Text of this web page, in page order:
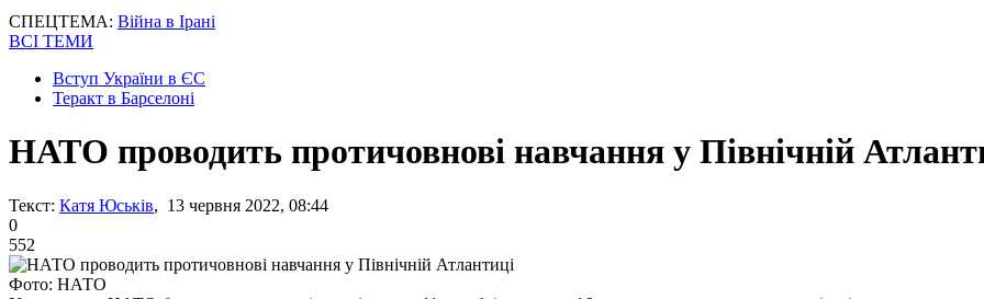
СПЕЦТЕМА: Війна в Ірані
ВСІ ТЕМИ
Вступ України в ЄС
Теракт в Барселоні
НАТО проводить протичовнові навчання у Північній
Текст: Катя Юськів, 13 червня 2022, 08:44
0
552
Фото: НАТО